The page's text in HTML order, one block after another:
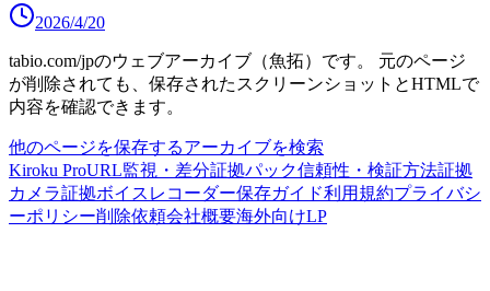
2026/4/20
tabio.com/jpのウェブアーカイブ（魚拓）です。
元のページ
が削除されても、保存されたスクリーンショットとHTMLで
内容を確認できます。
他のページを保存するアーカイブを検索
Kiroku ProURL監視・差分証拠パック信頼性・検証方法証拠
カメラ証拠ボイスレコーダー保存ガイド利用規約プライバシ
ーポリシー削除依頼会社概要海外向けLP